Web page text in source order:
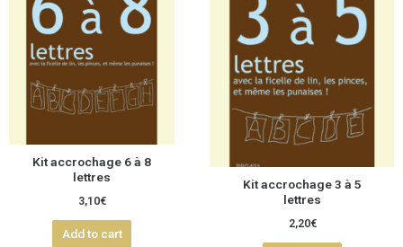
Kit accrochage 6 à 8
lettres
3,10€
Add to cart
Kit accrochage 3 à 5
lettres
2,20€